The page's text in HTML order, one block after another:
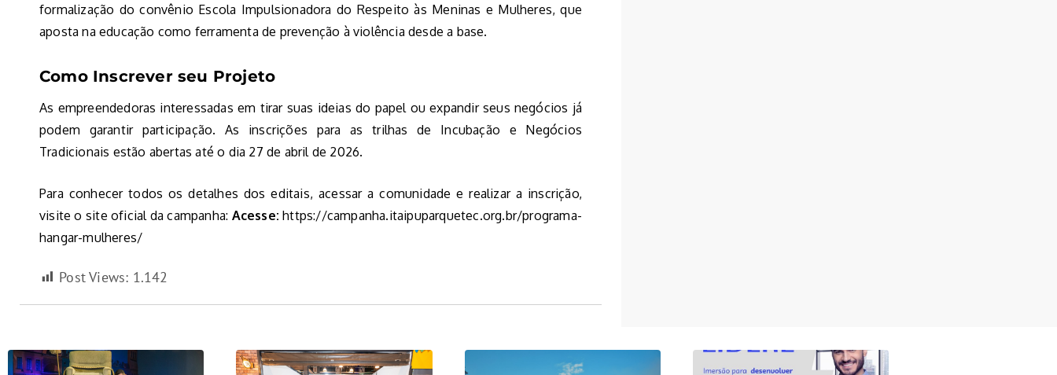
formalização do convênio Escola Impulsionadora do Respeito às Meninas e Mulheres, que
aposta na educação como ferramenta de prevenção à violência desde a base.
Como Inscrever seu Projeto
As empreendedoras interessadas em tirar suas ideias do papel ou expandir seus negócios já
podem garantir participação. As inscrições para as trilhas de Incubação e Negócios
Tradicionais estão abertas até o dia 27 de abril de 2026.
Para conhecer todos os detalhes dos editais, acessar a comunidade e realizar a inscrição,
visite o site oficial da campanha: Acesse: https://campanha.itaipuparquetec.org.br/programa-
hangar-mulheres/
Post Views: 1.142